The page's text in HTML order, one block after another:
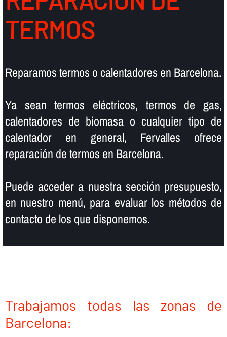
TERMOS
Reparamos termos o calentadores en Barcelona.
Ya sean termos eléctricos, termos de gas,
calentadores de biomasa o cualquier tipo de
calentador en general, Fervalles ofrece
reparación de termos en Barcelona.
Puede acceder a nuestra sección presupuesto,
en nuestro menú, para evaluar los métodos de
contacto de los que disponemos.
Trabajamos todas las zonas de
Barcelona: